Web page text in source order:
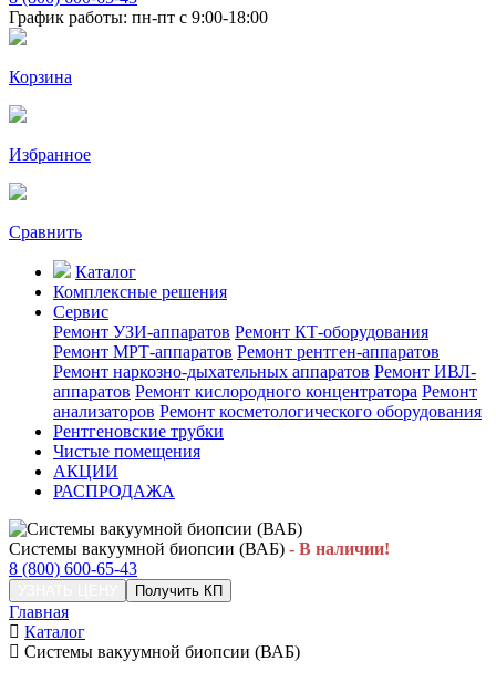
График работы: пн-пт с 9:00-18:00
Корзина
Избранное
Сравнить
Каталог
Комплексные решения
Сервис
Ремонт УЗИ-аппаратов Ремонт КТ-оборудования
Ремонт МРТ-аппаратов Ремонт рентген-аппаратов
Ремонт наркозно-дыхательных аппаратов Ремонт ИВЛ-
аппаратов Ремонт кислородного концентратора Ремонт
анализаторов Ремонт косметологического оборудования
Рентгеновские трубки
Чистые помещения
АКЦИИ
РАСПРОДАЖА
Системы вакуумной биопсии (ВАБ) - В наличии!
8 (800) 600-65-43
Получить КП
Главная
Каталог
Системы вакуумной биопсии (ВАБ)